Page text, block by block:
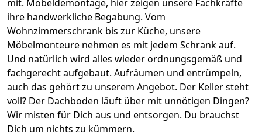
mit. Möbeldemontage, hier zeigen unsere Fachkräfte
ihre handwerkliche Begabung. Vom
Wohnzimmerschrank bis zur Küche, unsere
Möbelmonteure nehmen es mit jedem Schrank auf.
Und natürlich wird alles wieder ordnungsgemäß und
fachgerecht aufgebaut. Aufräumen und entrümpeln,
auch das gehört zu unserem Angebot. Der Keller steht
voll? Der Dachboden läuft über mit unnötigen Dingen?
Wir misten für Dich aus und entsorgen. Du brauchst
Dich um nichts zu kümmern.